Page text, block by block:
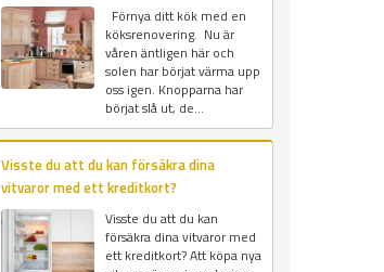
Förnya ditt kök med en
köksrenovering. Nu är
våren äntligen här och
solen har börjat värma upp
oss igen. Knopparna har
börjat slå ut, de...
Visste du att du kan försäkra dina
vitvaror med ett kreditkort?
Visste du att du kan
försäkra dina vitvaror med
ett kreditkort? Att köpa nya